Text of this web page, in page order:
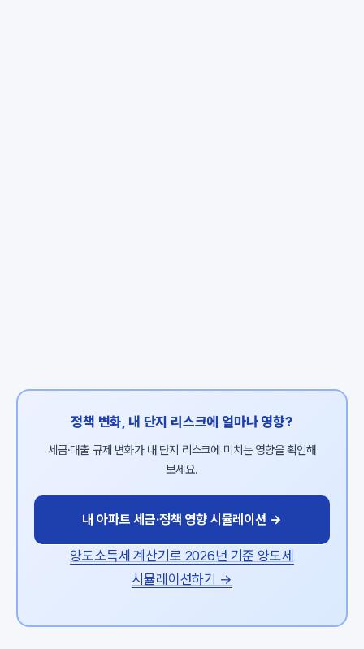
정책 변화, 내 단지 리스크에 얼마나 영향?
세금·대출 규제 변화가 내 단지 리스크에 미치는 영향을 확인해
보세요.
내 아파트 세금·정책 영향 시뮬레이션 →
양도소득세 계산기로 2026년 기준 양도세
시뮬레이션하기 →